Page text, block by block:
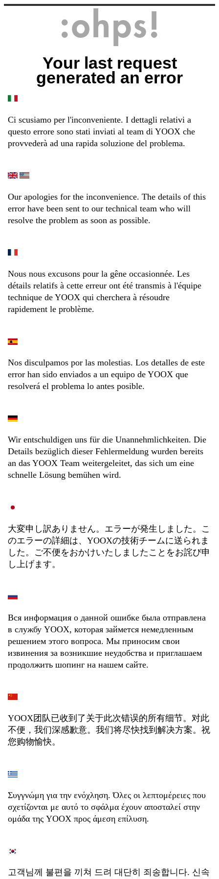
Your last request
generated an error
Ci scusiamo per l'inconveniente. I dettagli relativi a
questo errore sono stati inviati al team di YOOX che
provvederà ad una rapida soluzione del problema.
Our apologies for the inconvenience. The details of this
error have been sent to our technical team who will
resolve the problem as soon as possible.
Nous nous excusons pour la gêne occasionnée. Les
détails relatifs à cette erreur ont été transmis à l'équipe
technique de YOOX qui cherchera à résoudre
rapidement le problème.
Nos disculpamos por las molestias. Los detalles de este
error han sido enviados a un equipo de YOOX que
resolverá el problema lo antes posible.
Wir entschuldigen uns für die Unannehmlichkeiten. Die
Details bezüglich dieser Fehlermeldung wurden bereits
an das YOOX Team weitergeleitet, das sich um eine
schnelle Lösung bemühen wird.
大変申し訳ありません。エラーが発生しました。こ
のエラーの詳細は、YOOXの技術チームに送られま
した。ご不便をおかけいたしましたことをお詫び申
し上げます。
Вся информация о данной ошибке была отправлена
в службу YOOX, которая займется немедленным
решением этого вопроса. Мы приносим свои
извинения за возникшие неудобства и приглашаем
продолжить шопинг на нашем сайте.
YOOX团队已收到了关于此次错误的所有细节。对此
不便，我们深感歉意。我们将尽快找到解决方案。祝
您购物愉快。
Συγγνώμη για την ενόχληση. Όλες οι λεπτομέρειες που
σχετίζονται με αυτό το σφάλμα έχουν αποσταλεί στην
ομάδα της YOOX προς άμεση επίλυση.
고객님께 불편을 끼쳐 드려 대단히 죄송합니다. 신속